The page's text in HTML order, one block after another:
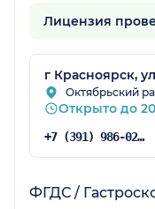
Лицензия
г Красноярск,
Октябрьский
Открыто до
+7 (391) 986-02-13
ФГДС /